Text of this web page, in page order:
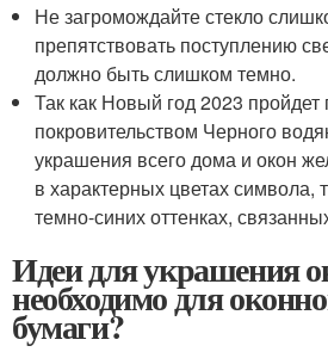
Не загромождайте стекло
препятствовать поступлению
должно быть слишком темно.
Так как Новый год 2023 пройдет
покровительством Черного
украшения всего дома и окон
в характерных цветах символа,
темно-синих оттенках,
Идеи для украшения
необходимо для
бумаги?